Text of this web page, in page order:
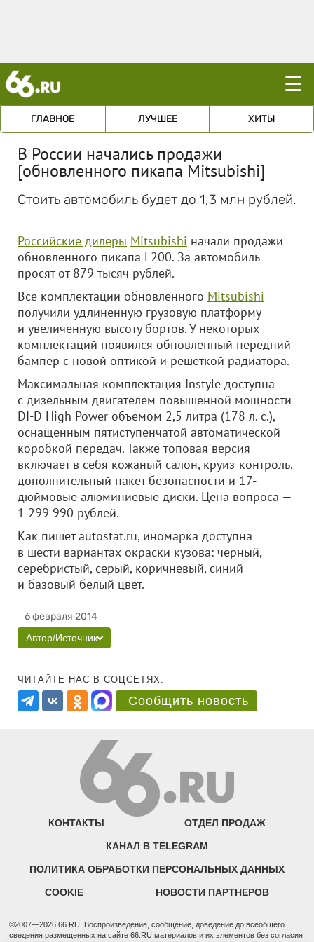
☰
ГЛАВНОЕ ЛУЧШЕЕ ХИТЫ
В России начались продажи
[обновленного пикапа Mitsubishi]
Стоить автомобиль будет до 1,3 млн рублей.
Российские дилеры Mitsubishi начали продажи
обновленного пикапа L200. За автомобиль
просят от 879 тысяч рублей.
Все комплектации обновленного Mitsubishi
получили удлиненную грузовую платформу
и увеличенную высоту бортов. У некоторых
комплектаций появился обновленный передний
бампер с новой оптикой и решеткой радиатора.
Максимальная комплектация Instyle доступна
с дизельным двигателем повышенной мощности
DI-D High Power объемом 2,5 литра (178 л. с.),
оснащенным пятиступенчатой автоматической
коробкой передач. Также топовая версия
включает в себя кожаный салон, круиз-контроль,
дополнительный пакет безопасности и 17-
дюймовые алюминиевые диски. Цена вопроса —
1 299 990 рублей.
Как пишет autostat.ru, иномарка доступна
в шести вариантах окраски кузова: черный,
серебристый, серый, коричневый, синий
и базовый белый цвет.
6 февраля 2014
Автор/Источник
ЧИТАЙТЕ НАС В СОЦСЕТЯХ:
Сообщить новость
КОНТАКТЫ ОТДЕЛ ПРОДАЖ
КАНАЛ В TELEGRAM
ПОЛИТИКА ОБРАБОТКИ ПЕРСОНАЛЬНЫХ ДАННЫХ
COOKIE НОВОСТИ ПАРТНЕРОВ
©2007—2026 66.RU. Воспроизведение, сообщение, доведение до всеобщего
сведения размещенных на сайте 66.RU материалов и их элементов без согласия